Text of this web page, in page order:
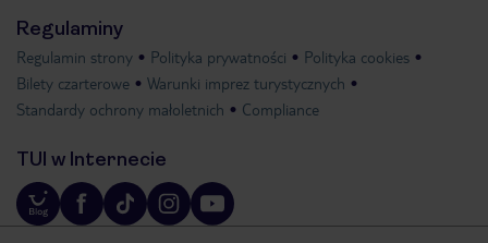
Regulaminy
Regulamin strony Polityka prywatności
Polityka cookies
Bilety czarterowe
Warunki imprez turystycznych
Standardy ochrony małoletnich
Compliance
TUI w Internecie